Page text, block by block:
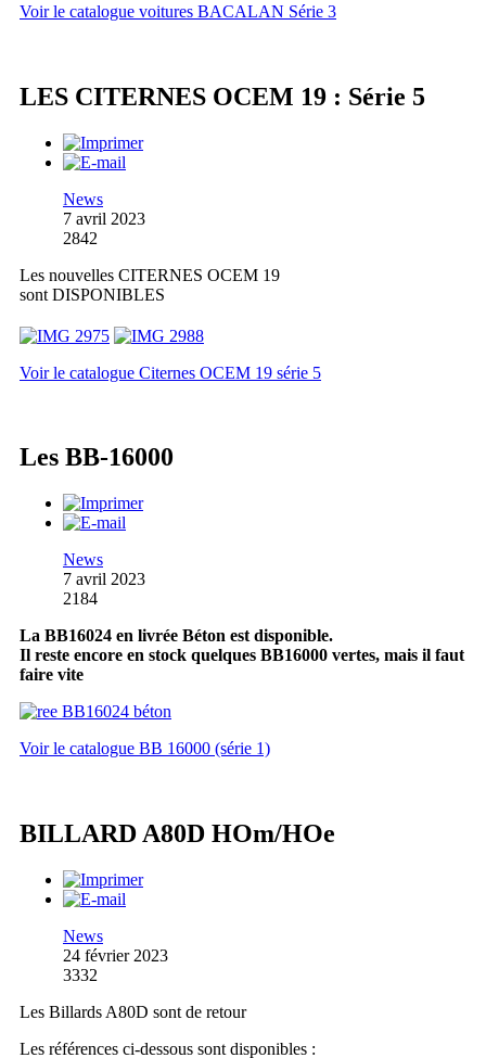
Voir le catalogue voitures BACALAN Série 3
LES CITERNES OCEM 19 : Série 5
News
7 avril 2023
2842
Les nouvelles CITERNES OCEM 19
sont DISPONIBLES
Voir le catalogue Citernes OCEM 19 série 5
Les BB-16000
News
7 avril 2023
2184
La BB16024 en livrée Béton est disponible.
Il reste encore en stock quelques BB16000 vertes, mais il faut
faire vite
Voir le catalogue BB 16000 (série 1)
BILLARD A80D HOm/HOe
News
24 février 2023
3332
Les Billards A80D sont de retour
Les références ci-dessous sont disponibles :